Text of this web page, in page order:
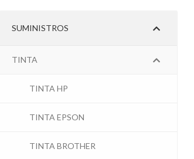
SUMINISTROS
TINTA
TINTA HP
TINTA EPSON
TINTA BROTHER